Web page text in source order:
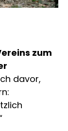
zum
davor,